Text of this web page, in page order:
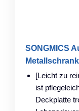
SONGMICS
[Leicht zu
ist
Deckplatte